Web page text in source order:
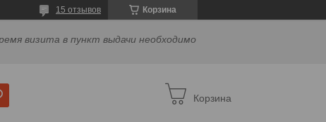
Корзина
15 отзывов
визита в пункт выдачи необходимо
Корзина